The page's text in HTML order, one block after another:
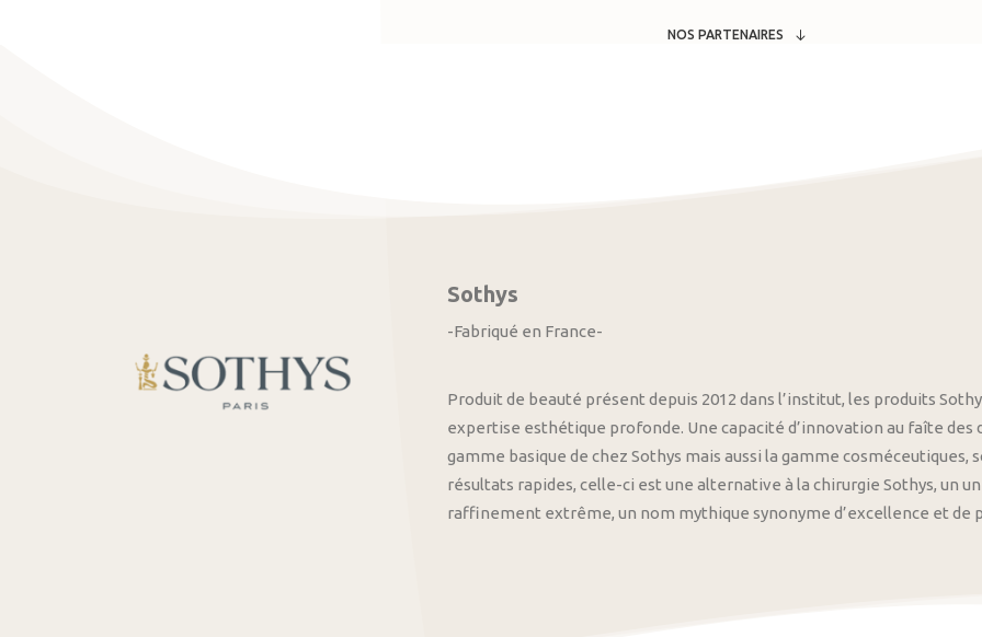
NOS PARTENAIRES
Sothys
-Fabriqué en France-
Produit de beauté présent depuis 2012 dans l’institut, les produits
expertise esthétique profonde. Une capacité d’innovation au faîte
gamme basique de chez Sothys mais aussi la gamme
résultats rapides, celle-ci est une alternative à la chirurgie Sothys, un
raffinement extrême, un nom mythique synonyme d’excellence et de